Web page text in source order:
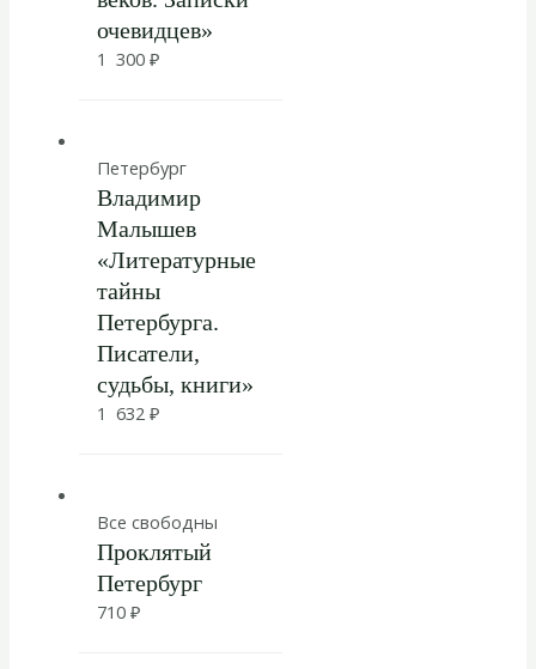
очевидцев»
1 300 ₽
Петербург
Владимир
Малышев
«Литературные
тайны
Петербурга.
Писатели,
судьбы, книги»
1 632 ₽
Все свободны
Проклятый
Петербург
710 ₽